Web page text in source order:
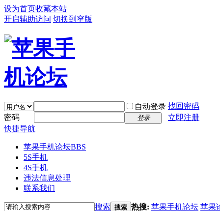
设为首页收藏本站
开启辅助访问 切换到窄版
自动登录 找回密码
密码
登录
立即注册
快捷导航
苹果手机论坛BBS
5S手机
4S手机
违法信息处理
联系我们
搜索 搜索 热搜: 苹果手机论坛 苹果